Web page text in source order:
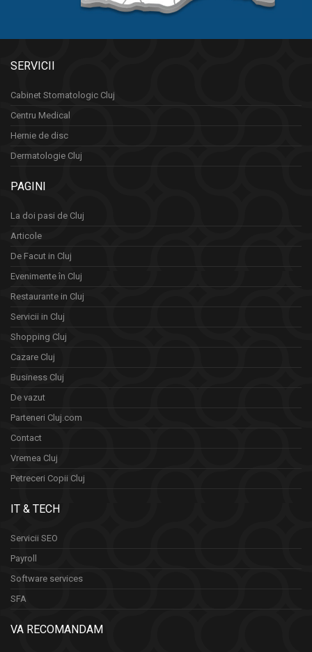
SERVICII
Cabinet Stomatologic Cluj
Centru Medical
Hernie de disc
Dermatologie Cluj
PAGINI
La doi pasi de Cluj
Articole
De Facut in Cluj
Evenimente în Cluj
Restaurante in Cluj
Servicii in Cluj
Shopping Cluj
Cazare Cluj
Business Cluj
De vazut
Parteneri Cluj.com
Contact
Vremea Cluj
Petreceri Copii Cluj
IT & TECH
Servicii SEO
Payroll
Software services
SFA
VA RECOMANDAM